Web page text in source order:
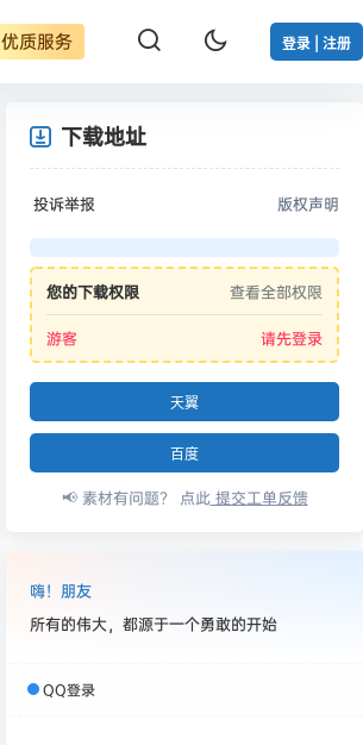
优质服务 登录 | 注册
下载地址
投诉举报 版权声明
您的下载权限 查看全部权限
游客 请先登录
天翼
百度
📢 素材有问题？ 点此提交工单反馈
嗨！朋友
所有的伟大，都源于一个勇敢的开始
QQ登录